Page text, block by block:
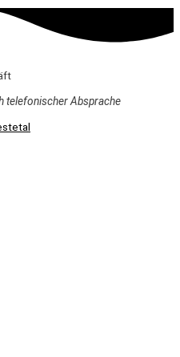
telefonischer Absprache